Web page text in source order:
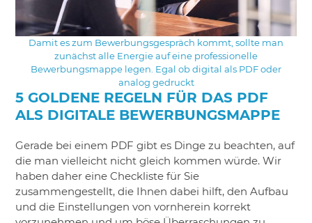
Damit es zum Bewerbungsgespräch kommt, sollte man
zunächst alle Energie auf eine professionelle
Bewerbungsmappe legen. Egal ob digital als PDF oder
analog gedruckt
5 GOLDENE REGELN FÜR DAS PDF
ALS DIGITALE BEWERBUNGSMAPPE
Gerade bei einem PDF gibt es Dinge zu beachten, auf
die man vielleicht nicht gleich kommen würde. Wir
haben daher eine Checkliste für Sie
zusammengestellt, die Ihnen dabei hilft, den Aufbau
und die Einstellungen von vornherein korrekt